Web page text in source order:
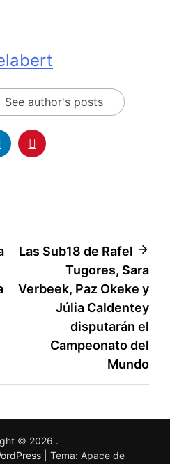
See author's posts
Las Sub18 de Rafel
Tugores, Sara
Verbeek, Paz Okeke y
Júlia Caldentey
disputarán el
Campeonato del
Mundo
© 2026 .
Tema: Apace de